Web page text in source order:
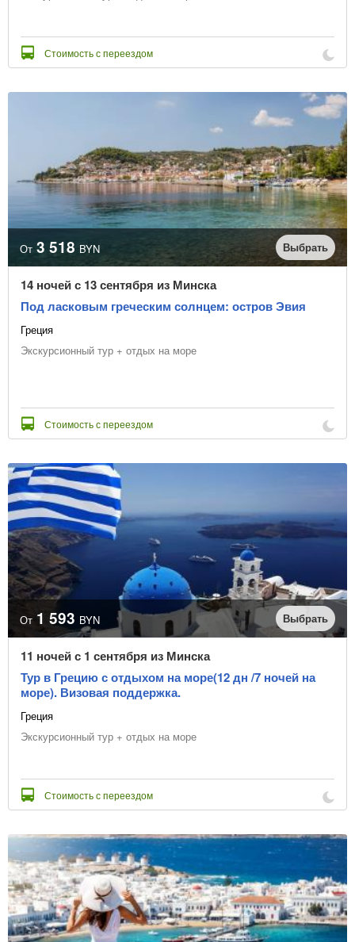
Стоимость с переездом
От 3 518 BYN Выбрать
14 ночей с 13 сентября из Минска
Под ласковым греческим солнцем: остров Эвия
Греция
Экскурсионный тур + отдых на море
Стоимость с переездом
От 1 593 BYN Выбрать
11 ночей с 1 сентября из Минска
Тур в Грецию с отдыхом на море(12 дн /7 ночей на
море). Визовая поддержка.
Греция
Экскурсионный тур + отдых на море
Стоимость с переездом